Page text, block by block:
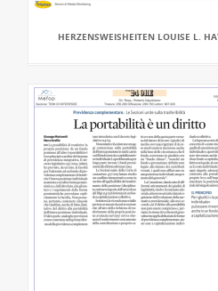
HERZENSWEISHEITEN LOUISE L.